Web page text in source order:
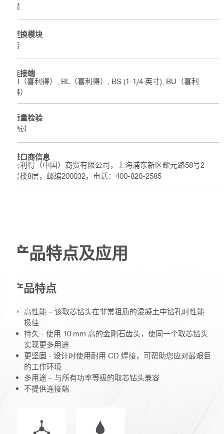
湿
更换模块
否
连接端
BI（喜利得）, BL（喜利得）, BS (1-1/4 英寸), BU（喜利
得）
质量检验
通过
进口商信息
喜利得（中国）商贸有限公司，上海浦东新区耀元路58号2
号楼8层，邮编200032，电话：400-820-2585
产品特点及应用
产品特点
高性能 – 该取芯钻头在非常粗质的混凝土中钻孔时性能
极佳
持久 - 使用 10 mm 高的金刚石​齿头，使同一个取芯钻头
实现更多用途
更坚固 - 设计时使用耐用 CD 焊接​，可帮助您应对最艰巨
的工作环境
多用途 – 与​所有功率等级的取芯钻头兼容
不提供连接端​